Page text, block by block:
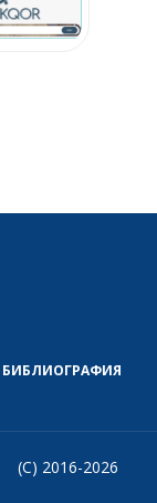
БИБЛИОГРАФИЯ
(C) 2016-2026